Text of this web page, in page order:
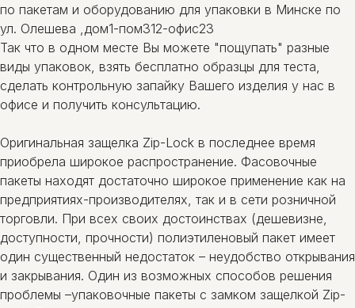
по пакетам и оборудованию для упаковки в Минске по
ул. Олешева ,дом1-пом312-офис23
Так что в одном месте Вы можете "пощупать" разные
виды упаковок, взять бесплатно образцы для теста,
сделать контрольную запайку Вашего изделия у нас в
офисе и получить консультацию.
Оригинальная защелка Zip-Lock в последнее время
приобрела широкое распространение. Фасовочные
пакеты находят достаточно широкое применение как на
предприятиях-производителях, так и в сети розничной
торговли. При всех своих достоинствах (дешевизне,
доступности, прочности) полиэтиленовый пакет имеет
один существенный недостаток – неудобство открывания
и закрывания. Один из возможных способов решения
проблемы –упаковочные пакеты с замком защелкой Zip-